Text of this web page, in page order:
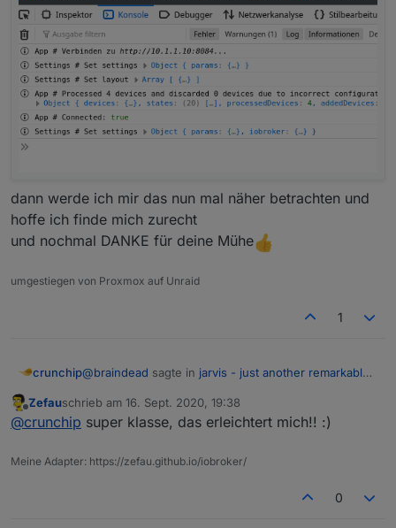
dann werde ich mir das nun mal näher betrachten und
hoffe ich finde mich zurecht
und nochmal DANKE für deine Mühe
umgestiegen von Proxmox auf Unraid
1
crunchip@braindead sagte in jarvis - just another remarkable
Es muss einen anderen Unterschied geben.
Ist nur die Frage, was da noch mit reinspielen kann
und siehe da, was ein Neustart bewirkt
Zefauschrieb am 16. Sept. 2020, 19:38
zuletzt editiert von
@crunchip super klasse, das erleichtert mich!! :)
Meine Adapter: https://zefau.github.io/iobroker/
0